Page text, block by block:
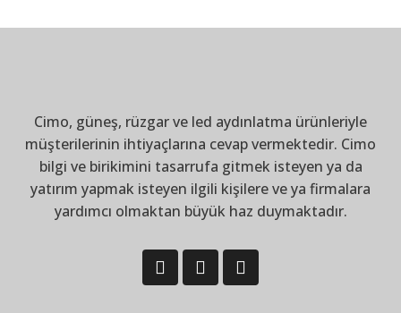
Cimo, güneş, rüzgar ve led aydınlatma ürünleriyle
müşterilerinin ihtiyaçlarına cevap vermektedir. Cimo
bilgi ve birikimini tasarrufa gitmek isteyen ya da
yatırım yapmak isteyen ilgili kişilere ve ya firmalara
yardımcı olmaktan büyük haz duymaktadır.